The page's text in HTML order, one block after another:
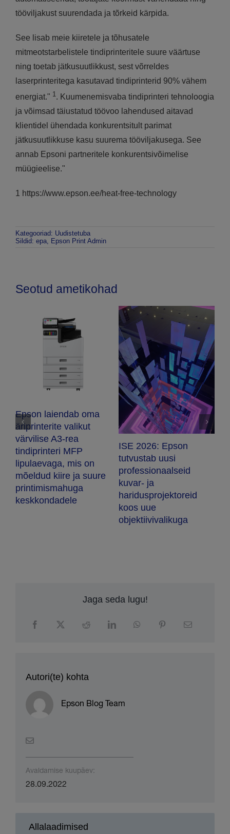
tööviljakust suurendada ja tõrkeid kärpida.
See lisab meie kiiretele ja tõhusatele
mitmeotstarbelistele tindiprinteritele suure väärtuse
ning toetab jätkusuutlikkust, sest võrreldes
laserprinteritega kasutavad tindiprinterid 90% vähem
energiat." 1. Kuumenemisvaba tindiprinteri tehnoloogia
ja võimsad täiustatud töövoo lahendused aitavad
klientidel ühendada konkurentsitult parimat
jätkusuutlikkuse kasu suurema tööviljakusega. See
annab Epsoni partneritele konkurentsivõimelise
müügieelise."
1 https://www.epson.ee/heat-free-technology
Kategooriad: Uudistetuba
Sildid: epa, Epson Print Admin
Seotud ametikohad
Epson laiendab oma
äriprinterite valikut
värvilise A3-rea
tindiprinteri MFP
lipulaevaga, mis on
mõeldud kiire ja suure
printimismahuga
keskkondadele
ISE 2026: Epson
tutvustab uusi
professionaalseid
kuvar- ja
haridusprojektoreid
koos uue
objektiivivalikuga
Jaga seda lugu!
Autori(te) kohta
Epson Blog Team
Avaldamise kuupäev:
28.09.2022
Allalaadimised